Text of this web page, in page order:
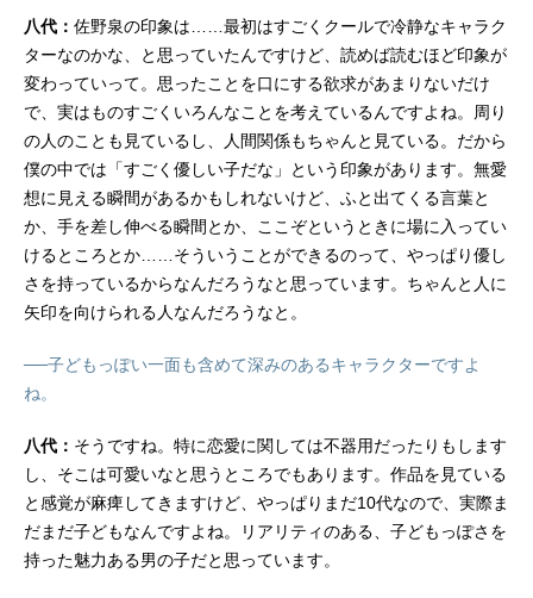
八代： 佐野泉の印象は……最初はすごくクールで冷静なキャラク
ターなのかな、と思っていたんですけど、読めば読むほど印象が
変わっていって。思ったことを口にする欲求があまりないだけ
で、実はものすごくいろんなことを考えているんですよね。周り
の人のことも見ているし、人間関係もちゃんと見ている。だから
僕の中では「すごく優しい子だな」という印象があります。無愛
想に見える瞬間があるかもしれないけど、ふと出てくる言葉と
か、手を差し伸べる瞬間とか、ここぞというときに場に入ってい
けるところとか……そういうことができるのって、やっぱり優し
さを持っているからなんだろうなと思っています。ちゃんと人に
矢印を向けられる人なんだろうなと。
──子どもっぽい一面も含めて深みのあるキャラクターですよ
ね。
八代： そうですね。特に恋愛に関しては不器用だったりもします
し、そこは可愛いなと思うところでもあります。作品を見ている
と感覚が麻痺してきますけど、やっぱりまだ10代なので、実際ま
だまだ子どもなんですよね。リアリティのある、子どもっぽさを
持った魅力ある男の子だと思っています。